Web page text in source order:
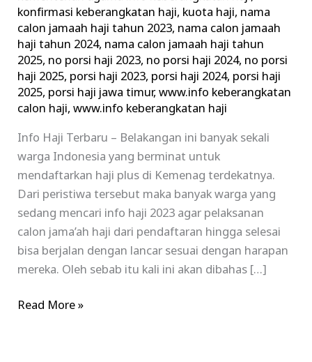
konfirmasi keberangkatan haji, kuota haji, nama
calon jamaah haji tahun 2023, nama calon jamaah
haji tahun 2024, nama calon jamaah haji tahun
2025, no porsi haji 2023, no porsi haji 2024, no porsi
haji 2025, porsi haji 2023, porsi haji 2024, porsi haji
2025, porsi haji jawa timur,www.info keberangkatan
calon haji,www.info keberangkatan haji
Info Haji Terbaru – Belakangan ini banyak sekali
warga Indonesia yang berminat untuk
mendaftarkan haji plus di Kemenag terdekatnya.
Dari peristiwa tersebut maka banyak warga yang
sedang mencari info haji 2023 agar pelaksanan
calon jama’ah haji dari pendaftaran hingga selesai
bisa berjalan dengan lancar sesuai dengan harapan
mereka. Oleh sebab itu kali ini akan dibahas […]
Read More »